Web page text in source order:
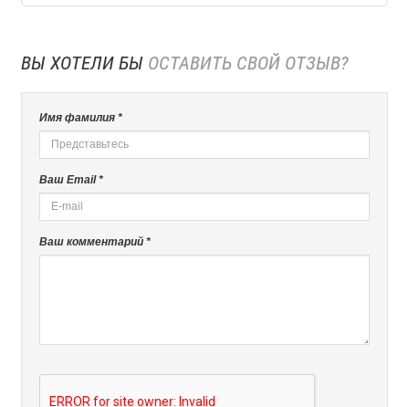
ВЫ ХОТЕЛИ БЫ ОСТАВИТЬ СВОЙ ОТЗЫВ?
Имя фамилия *
Ваш Email *
Ваш комментарий *